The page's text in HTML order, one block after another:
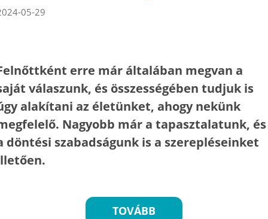
05-29
erre már általában megvan a
válaszunk, és összességében tudjuk is
alakítani az életünket, ahogy nekünk
Nagyobb már a tapasztalatunk, és
döntési szabadságunk is a szerepléseinket
TOVÁBB